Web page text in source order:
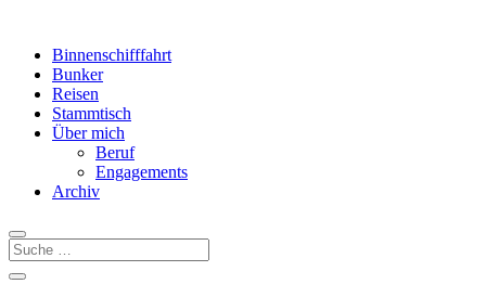
Binnenschifffahrt
Bunker
Reisen
Stammtisch
Über mich
Beruf
Engagements
Archiv